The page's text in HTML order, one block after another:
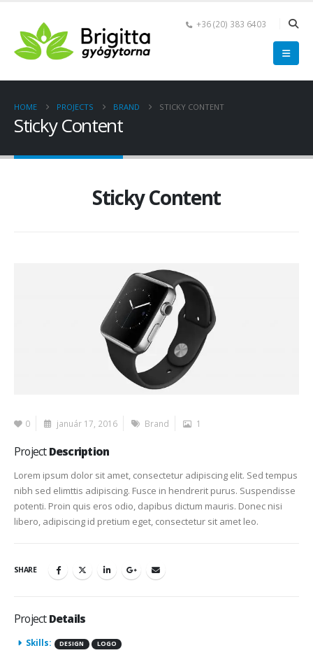
+36 (20) 383 6403
HOME PROJECTS BRAND STICKY CONTENT
Sticky Content
Sticky Content
0 január 17, 2016 Brand 1
ProjectDescription
Lorem ipsum dolor sit amet, consectetur adipiscing elit. Sed tempus
nibh sed elimttis adipiscing. Fusce in hendrerit purus. Suspendisse
potenti. Proin quis eros odio, dapibus dictum mauris. Donec nisi
libero, adipiscing id pretium eget, consectetur sit amet leo.
SHARE
ProjectDetails
Skills: DESIGN LOGO